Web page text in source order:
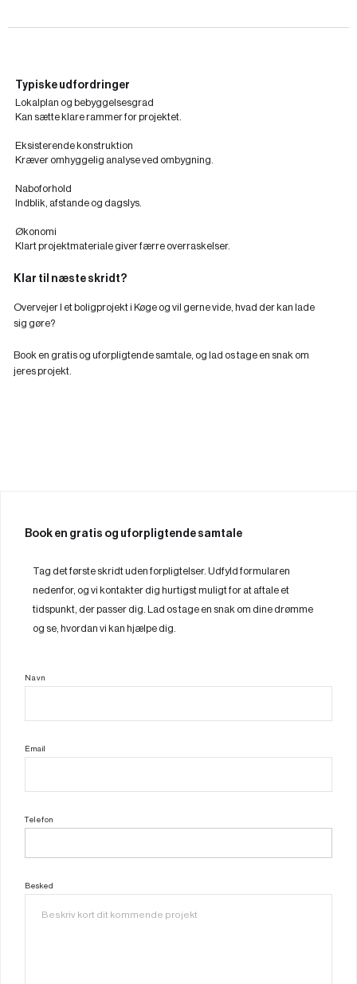
Typiske udfordringer
Lokalplan og bebyggelsesgrad
Kan sætte klare rammer for projektet.
Eksisterende konstruktion
Kræver omhyggelig analyse ved ombygning.
Naboforhold
Indblik, afstande og dagslys.
Økonomi
Klart projektmateriale giver færre overraskelser.
Klar til næste skridt?
Overvejer I et boligprojekt i Køge og vil gerne vide, hvad der kan lade
sig gøre?
Book en gratis og uforpligtende samtale, og lad os tage en snak om
jeres projekt.
Book en gratis og uforpligtende samtale
Tag det første skridt uden forpligtelser. Udfyld formularen
nedenfor, og vi kontakter dig hurtigst muligt for at aftale et
tidspunkt, der passer dig. Lad os tage en snak om dine drømme
og se, hvordan vi kan hjælpe dig.
Navn
Email
Telefon
Besked